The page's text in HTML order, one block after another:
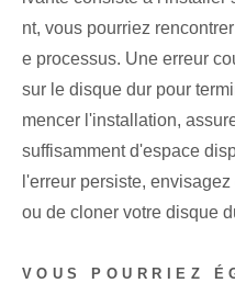
nt, vous pourriez
e processus. Une erreur
sur le disque dur pour
mencer l'installation,
suffisamment d'espace
l'erreur persiste,
ou de cloner votre disque
VOUS POURRIEZ